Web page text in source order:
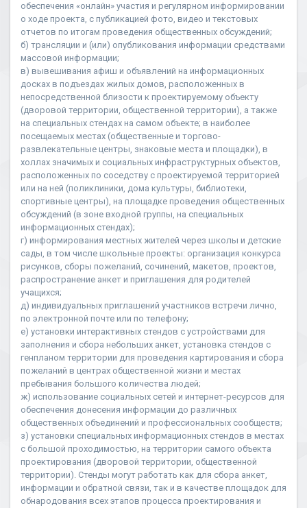
обеспечения «онлайн» участия и регулярном информировании
о ходе проекта, с публикацией фото, видео и текстовых
отчетов по итогам проведения общественных обсуждений;
б) трансляции и (или) опубликования информации средствами
массовой информации;
в) вывешивания афиш и объявлений на информационных
досках в подъездах жилых домов, расположенных в
непосредственной близости к проектируемому объекту
(дворовой территории, общественной территории), а также
на специальных стендах на самом объекте; в наиболее
посещаемых местах (общественные и торгово-
развлекательные центры, знаковые места и площадки), в
холлах значимых и социальных инфраструктурных объектов,
расположенных по соседству с проектируемой территорией
или на ней (поликлиники, дома культуры, библиотеки,
спортивные центры), на площадке проведения общественных
обсуждений (в зоне входной группы, на специальных
информационных стендах);
г) информирования местных жителей через школы и детские
сады, в том числе школьные проекты: организация конкурса
рисунков, сборы пожеланий, сочинений, макетов, проектов,
распространение анкет и приглашения для родителей
учащихся;
д) индивидуальных приглашений участников встречи лично,
по электронной почте или по телефону;
е) установки интерактивных стендов с устройствами для
заполнения и сбора небольших анкет, установка стендов с
генпланом территории для проведения картирования и сбора
пожеланий в центрах общественной жизни и местах
пребывания большого количества людей;
ж) использование социальных сетей и интернет-ресурсов для
обеспечения донесения информации до различных
общественных объединений и профессиональных сообществ;
з) установки специальных информационных стендов в местах
с большой проходимостью, на территории самого объекта
проектирования (дворовой территории, общественной
территории). Стенды могут работать как для сбора анкет,
информации и обратной связи, так и в качестве площадок для
обнародования всех этапов процесса проектирования и